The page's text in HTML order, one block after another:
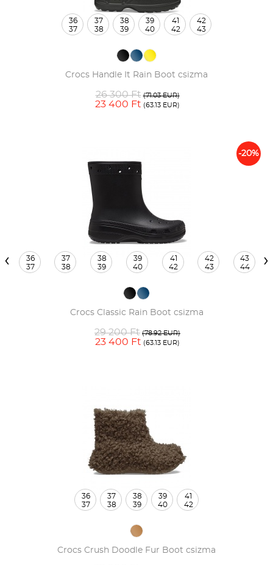
Crocs Handle It Rain Boot csizma
26 300 Ft (71.03 EUR)
23 400 Ft (63.13 EUR)
36
37
37
38
38
39
39
40
41
42
42
43
-20%
Crocs Classic Rain Boot csizma
29 200 Ft (78.92 EUR)
23 400 Ft (63.13 EUR)
36
37
37
38
38
39
39
40
41
42
42
43
43
44
‹ ›
Crocs Crush Doodle Fur Boot csizma
36
37
37
38
38
39
39
40
41
42